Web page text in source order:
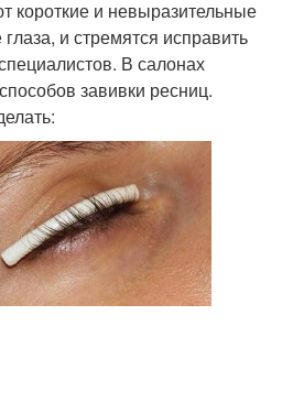
и невыразительные
и стремятся исправить
В салонах
завивки ресниц.